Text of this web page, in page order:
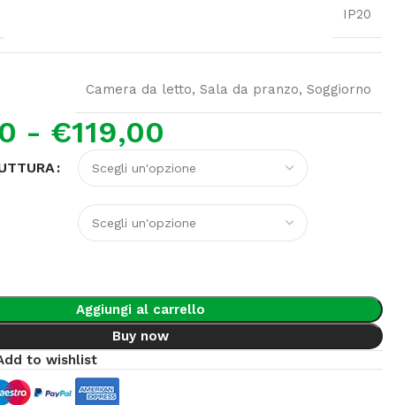
IP20
Camera da letto,Sala da pranzo,Soggiorno
- €119,00
Aggiungi al carrello
Buy now
to wishlist